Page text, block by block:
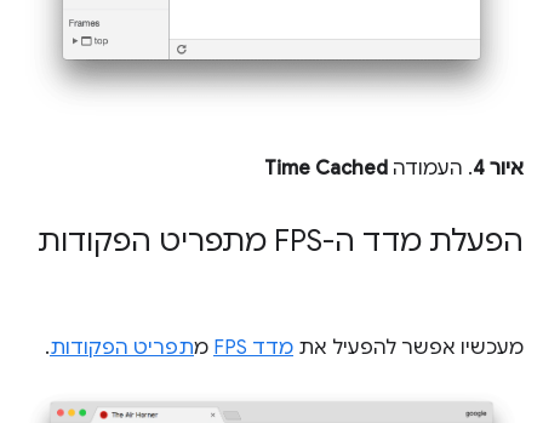
איור 4 . העמודה Time Cached
הפעלת מדד ה-FPS מתפריט הפקודות
מעכשיו אפשר להפעיל את מדד FPS מתפריט הפקודות.